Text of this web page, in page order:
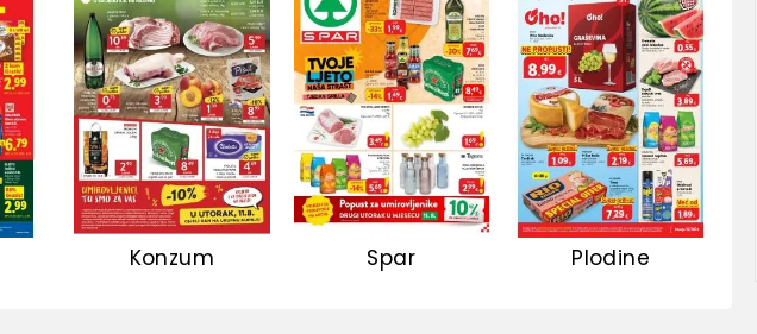
Konzum Spar Plodine